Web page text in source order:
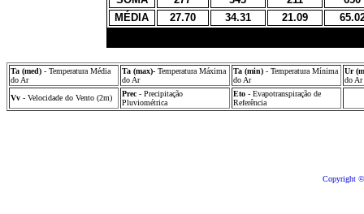
MÉDIA
27.70 34.31 21.09
Ta (med) - Temperatura Média
do Ar
Ta (max)- Temperatura Máxima
do Ar
Ta (min) - Temperatura Mínima
do Ar
Ur
do Ar
Vv - Velocidade do Vento (2m) Prec - Precipitação
Pluviométrica
Eto - Evapotranspiração de
Referência
Copyright